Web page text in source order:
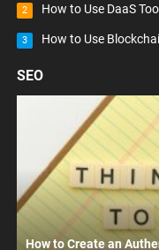
2 How to Use DaaS
3 How to Use
SEO
How to Create an